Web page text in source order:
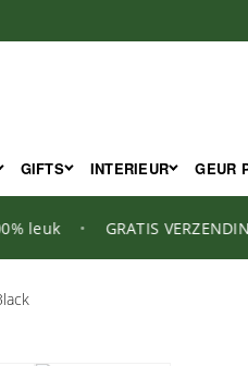
GIFTS INTERIEUR GEUR
• GRATIS VERZENDING